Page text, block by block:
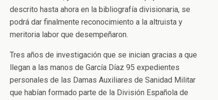
descrito hasta ahora en la bibliografía divisionaria, se
podrá dar finalmente reconocimiento a la altruista y
meritoria labor que desempeñaron.
Tres años de investigación que se inician gracias a que
llegan a las manos de García Díaz 95 expedientes
personales de las Damas Auxiliares de Sanidad Militar
que habían formado parte de la División Española de